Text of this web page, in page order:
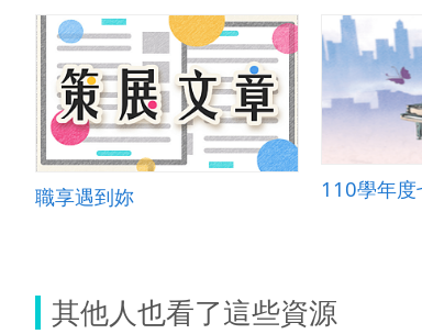
職享遇到妳
其他人也看了這些資源